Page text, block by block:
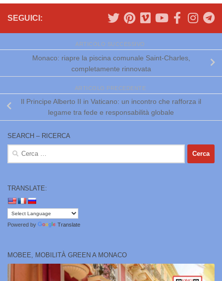
SEGUICI:
ARTICOLO SUCCESSIVO
Monaco: riapre la piscina comunale Saint-Charles,
completamente rinnovata
ARTICOLO PRECEDENTE
Il Principe Alberto II in Vaticano: un incontro che rafforza il
legame tra fede e responsabilità globale
SEARCH – RICERCA
Ricerca
TRANSLATE:
Powered by Translate
MOBEE, MOBILITÀ GREEN A MONACO